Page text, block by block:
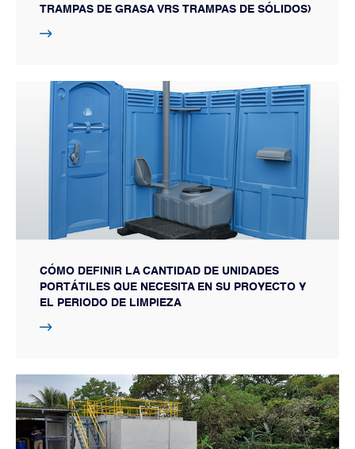
TRAMPAS DE GRASA VRS TRAMPAS DE SÓLIDOS)
CÓMO DEFINIR LA CANTIDAD DE UNIDADES
PORTÁTILES QUE NECESITA EN SU PROYECTO Y
EL PERIODO DE LIMPIEZA